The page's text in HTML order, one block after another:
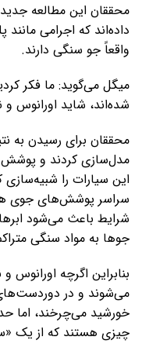
محققان این مطالعه
داده‌اند که اجرامی مانند
واقعاً جو سنگی دارند.
میگل می‌گوید: ما فکر
شده‌اند، شاید اورانوس و
محققان برای رسیدن به
مدل‌سازی کردند و
این سیارات را
سراسر پوشش‌های جوی هر
شرایط باعث می‌شود
جوها به مواد سنگی
بنابراین اگرچه
می‌شوند و در
خورشید می‌چرخند، اما
چیزی هستند که از یک